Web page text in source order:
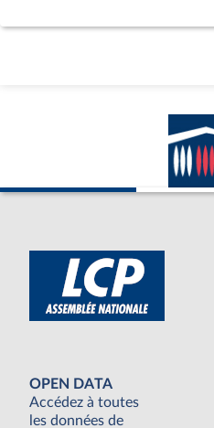
OPEN DATA
Accédez à toutes
les données de